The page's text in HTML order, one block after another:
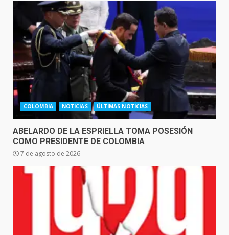
COLOMBIA NOTICIAS ÚLTIMAS NOTICIAS
ABELARDO DE LA ESPRIELLA TOMA POSESIÓN
COMO PRESIDENTE DE COLOMBIA
7 de agosto de 2026